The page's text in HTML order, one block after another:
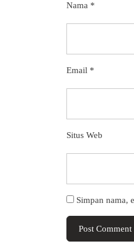
Nama *
Email *
Situs Web
Simpan nama,